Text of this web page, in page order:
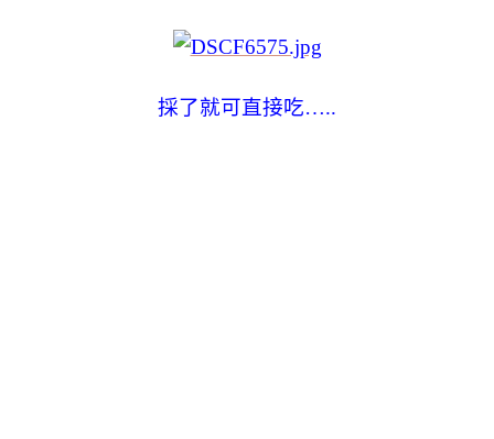
採了就可直接吃…..